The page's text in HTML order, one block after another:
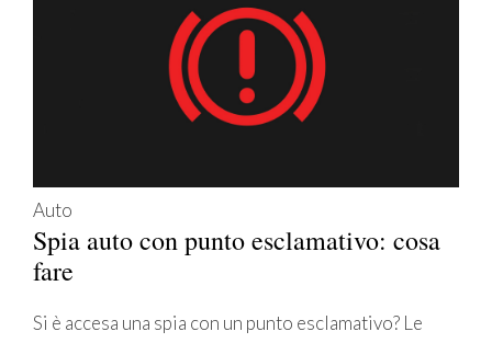
Auto
Spia auto con punto esclamativo: cosa
fare
Si è accesa una spia con un punto esclamativo? Le